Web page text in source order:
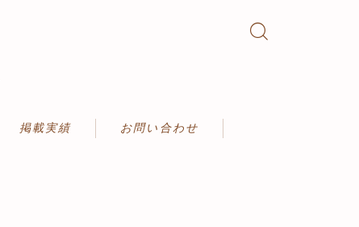
掲載実績 お問い合わせ